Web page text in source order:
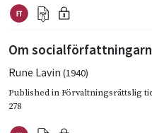
Om
Rune Lavin (1940)
Published inFörvaltningsrättslig
278